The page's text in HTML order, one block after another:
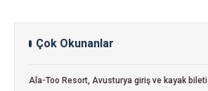
Çok Okunanlar
Ala-Too Resort, Avusturya giriş ve kayak